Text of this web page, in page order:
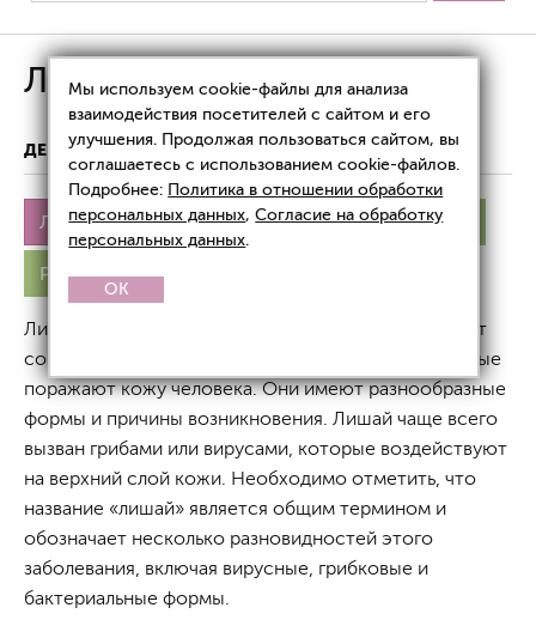
Лишай
ДЕРМАТОЛОГИЯ ЛИШАЙ
Лишай Разноцветный Красный плоский
Розовый Лечение
Лишай, или «лишайные заболевания», представляет
собой группу дерматологических болезней, которые
поражают кожу человека. Они имеют разнообразные
формы и причины возникновения. Лишай чаще всего
вызван грибами или вирусами, которые воздействуют
на верхний слой кожи. Необходимо отметить, что
название «лишай» является общим термином и
обозначает несколько разновидностей этого
заболевания, включая вирусные, грибковые и
бактериальные формы.
Мы используем cookie-файлы для анализа
взаимодействия посетителей с сайтом и его
улучшения. Продолжая пользоваться сайтом, вы
соглашаетесь с использованием cookie-файлов.
Подробнее: Политика в отношении обработки
персональных данных,Согласие на обработку
персональных данных.
OK